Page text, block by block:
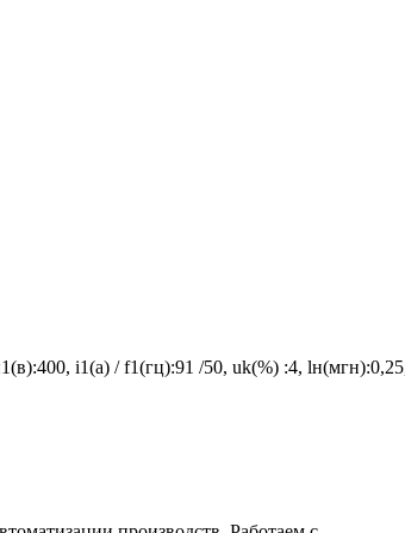
i1(a) / f1(гц):91 /50, uk(%) :4,